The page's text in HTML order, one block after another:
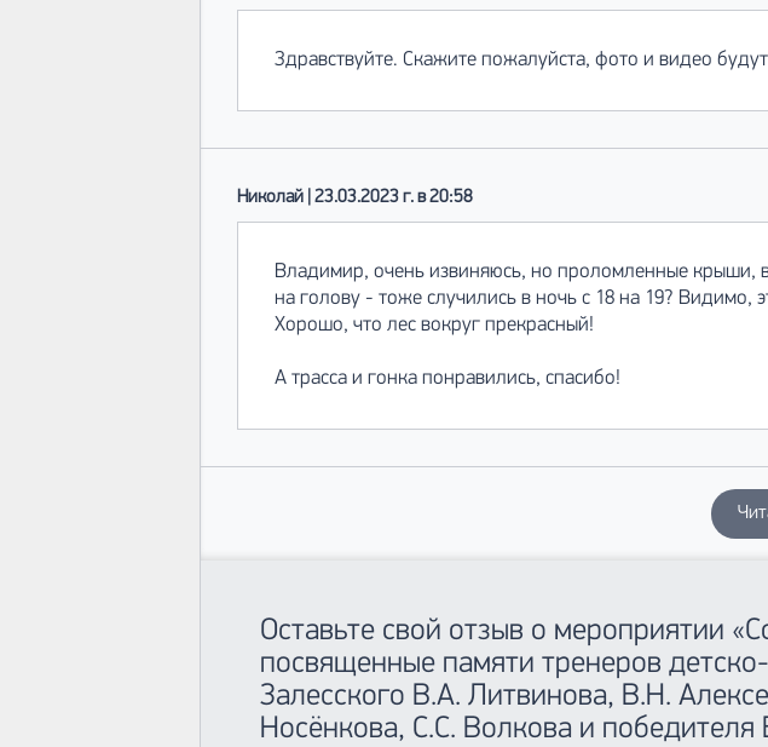
Здравствуйте. Скажите пожалуйста, фото и видео
Николай | 23.03.2023 г. в 20:58
Владимир, очень извиняюсь, но проломленные крыши,
на голову - тоже случились в ночь с 18 на 19? Видимо,
Хорошо, что лес вокруг прекрасный!
А трасса и гонка понравились, спасибо!
Оставьте свой отзыв о мероприятии
посвященные памяти тренеров
Залесского В.А. Литвинова, В.Н.
Носёнкова, С.С. Волкова и